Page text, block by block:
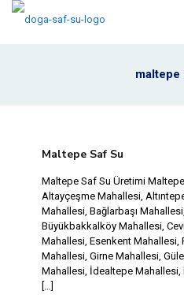
maltepe
Maltepe Saf Su
Maltepe Saf Su Üretimi
Altayçeşme Mahallesi,
Mahallesi, Bağlarbaşı
Büyükbakkalköy Mahallesi,
Mahallesi, Esenkent Mahallesi,
Mahallesi, Girne Mahallesi,
Mahallesi, İdealtepe Mahallesi,
[…]